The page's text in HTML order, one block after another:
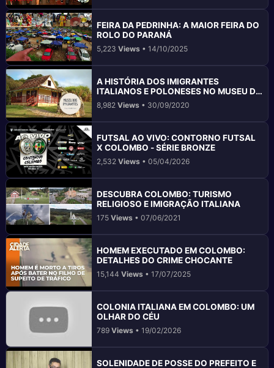
FEIRA DA PEDRINHA: A MAIOR FEIRA DO
ROLO DO PARANÁ
5,223Views • 14/10/2025
A HISTÓRIA DOS IMIGRANTES
ITALIANOS E POLONESES NO MUSEU DE
COLOMBO
8,982Views • 30/09/2020
FUTSAL AO VIVO: CONTORNO FUTSAL
X COLOMBO - SÉRIE BRONZE
2,532Views • 05/04/2026
DESCUBRA COLOMBO: TURISMO
RELIGIOSO E IMIGRAÇÃO ITALIANA
175Views • 07/06/2021
HOMEM EXECUTADO EM COLOMBO:
DETALHES DO CRIME CHOCANTE
15,144Views • 17/07/2025
COLONIA ITALIANA EM COLOMBO: UM
OLHAR DO CÉU
789Views • 19/02/2026
SOLENIDADE DE POSSE DO PREFEITO E